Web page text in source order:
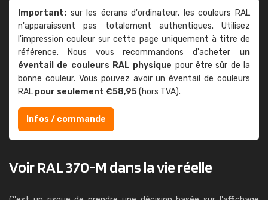
Important: sur les écrans d'ordinateur, les couleurs RAL
n'apparaissent pas totalement authentiques. Utilisez
l'impression couleur sur cette page uniquement à titre de
référence. Nous vous recommandons d'acheter un
éventail de couleurs RAL physique pour être sûr de la
bonne couleur. Vous pouvez avoir un éventail de couleurs
RAL pour seulement €58,95(hors TVA).
Infos / commande
Voir RAL 370-M dans la vie réelle